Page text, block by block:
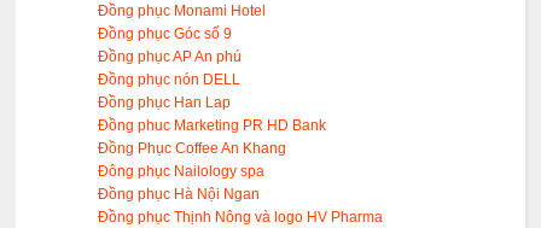
Đồng phục Monami Hotel
Đồng phục Góc số 9
Đồng phục AP An phú
Đồng phục nón DELL
Đồng phục Han Lap
Đồng phuc Marketing PR HD Bank
Đồng Phục Coffee An Khang
Đông phục Nailology spa
Đồng phục Hà Nội Ngan
Đồng phục Thịnh Nông và logo HV Pharma